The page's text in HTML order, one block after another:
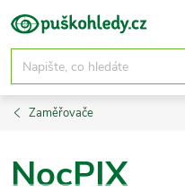
Přejít
na
obsah
Zaměřovače
NocPIX